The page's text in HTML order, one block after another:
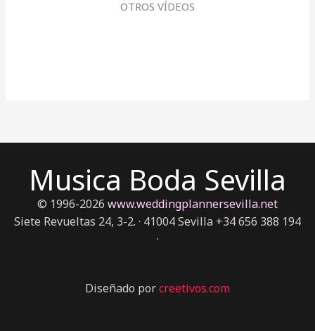
OTROS VÍDEOS
Musica Boda Sevilla
© 1996-2026 www.weddingplannersevilla.net
Siete Revueltas 24, 3-2. · 41004 Sevilla +34 656 388 194
·
Diseñado porcreetivos.com